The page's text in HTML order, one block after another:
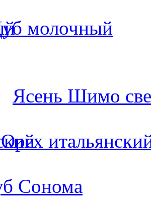
молочный
Ясень Шимо
Орех
Сонома